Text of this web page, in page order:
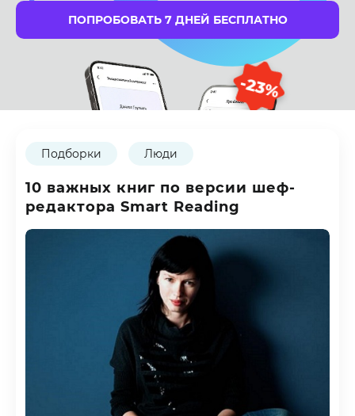
ПОПРОБОВАТЬ 7 ДНЕЙ БЕСПЛАТНО
-23%
Подборки Люди
10 важных книг по версии шеф-
редактора Smart Reading